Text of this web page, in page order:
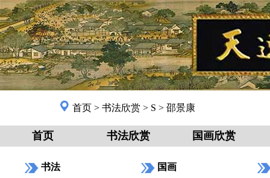
首页 > 书法欣赏 > S > 邵景康
首页 书法欣赏 国画欣赏
书法
国画